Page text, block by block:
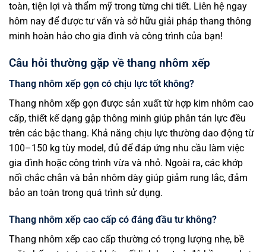
toàn, tiện lợi và thẩm mỹ trong từng chi tiết. Liên hệ ngay
hôm nay để được tư vấn và sở hữu giải pháp thang thông
minh hoàn hảo cho gia đình và công trình của bạn!
Câu hỏi thường gặp về thang nhôm xếp
Thang nhôm xếp gọn có chịu lực tốt không?
Thang nhôm xếp gọn được sản xuất từ hợp kim nhôm cao
cấp, thiết kế dạng gập thông minh giúp phân tán lực đều
trên các bậc thang. Khả năng chịu lực thường dao động từ
100–150 kg tùy model, đủ để đáp ứng nhu cầu làm việc
gia đình hoặc công trình vừa và nhỏ. Ngoài ra, các khớp
nối chắc chắn và bản nhôm dày giúp giảm rung lắc, đảm
bảo an toàn trong quá trình sử dụng.
Thang nhôm xếp cao cấp có đáng đầu tư không?
Thang nhôm xếp cao cấp thường có trọng lượng nhẹ, bề